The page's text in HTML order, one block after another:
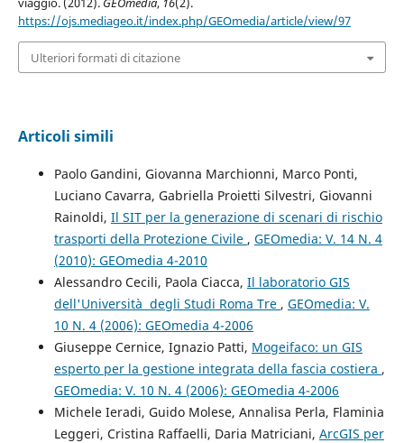
https://ojs.mediageo.it/index.php/GEOmedia/article/view/97
Ulteriori formati di citazione
Articoli simili
Paolo Gandini, Giovanna Marchionni, Marco Ponti,
Luciano Cavarra, Gabriella Proietti Silvestri, Giovanni
Rainoldi, Il SIT per la generazione di scenari di rischio
trasporti della Protezione Civile , GEOmedia: V. 14 N. 4
(2010): GEOmedia 4-2010
Alessandro Cecili, Paola Ciacca, Il laboratorio GIS
dell'Università degli Studi Roma Tre , GEOmedia: V.
10 N. 4 (2006): GEOmedia 4-2006
Giuseppe Cernice, Ignazio Patti, Mogeifaco: un GIS
esperto per la gestione integrata della fascia costiera ,
GEOmedia: V. 10 N. 4 (2006): GEOmedia 4-2006
Michele Ieradi, Guido Molese, Annalisa Perla, Flaminia
Leggeri, Cristina Raffaelli, Daria Matriciani, ArcGIS per